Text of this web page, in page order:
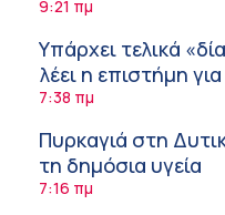
9:21 πμ
Υπάρχει τελικά
λέει η επιστήμη
συμπληρώματα
7:38 πμ
Πυρκαγιά στη
τη δημόσια υγεία
7:16 πμ